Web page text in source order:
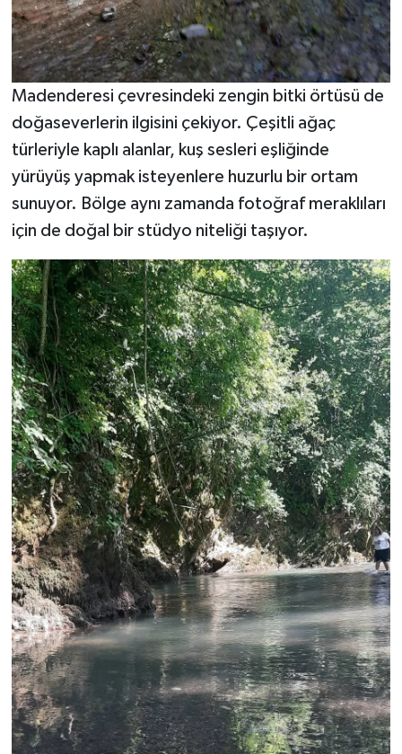
Madenderesi çevresindeki zengin bitki örtüsü de
doğaseverlerin ilgisini çekiyor. Çeşitli ağaç
türleriyle kaplı alanlar, kuş sesleri eşliğinde
yürüyüş yapmak isteyenlere huzurlu bir ortam
sunuyor. Bölge aynı zamanda fotoğraf meraklıları
için de doğal bir stüdyo niteliği taşıyor.